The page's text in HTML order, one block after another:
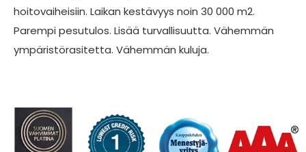
hoitovaiheisiin. Laikan kestävyys noin 30 000 m2.
Parempi pesutulos. Lisää turvallisuutta. Vähemmän
ympäristörasitetta. Vähemmän kuluja.